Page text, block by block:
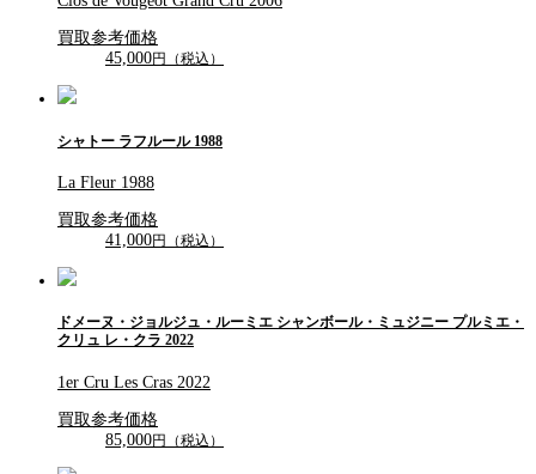
買取参考価格
45,000円（税込）
シャトー ラフルール 1988
La Fleur 1988
買取参考価格
41,000円（税込）
ドメーヌ・ジョルジュ・ルーミエ シャンボール・ミュジニー プルミエ・
クリュ レ・クラ 2022
1er Cru Les Cras 2022
買取参考価格
85,000円（税込）